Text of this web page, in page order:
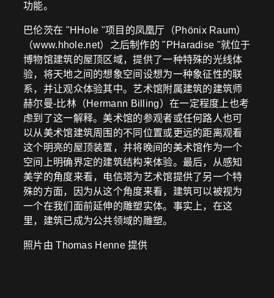
功能。
巴伦茨在 "HHole "项目的凤凰厅（Phönix Raum）
（www.hhole.net）之后制作的 "PHaradise "就位于
博物馆建筑的屋顶区域，提供了一种特殊的光线体
验，将天地之间的想象空间设想为一种象征性的联
系，并让观众体验其中。艺术馆附属建筑的建筑师
赫尔曼-比林（Hermann Billing）在一定程度上也考
虑到了这一解释。美术馆的参观者或任何路人也可
以从美术馆建筑周围的不同位置或更远的距离观看
这个明亮的屋顶装置，并将晚间的美术馆作为一个
空间上明确界定的建筑结构来体验。最后，从感知
美学的角度来看，电信塔为艺术馆提供了另一个特
殊的方面，因为从这个角度来看，建筑可以被视为
一个在我们面前延伸的雕塑实体。事实上，在这
里，建筑已成为公共领域的雕塑。
照片由 Thomas Henne 提供